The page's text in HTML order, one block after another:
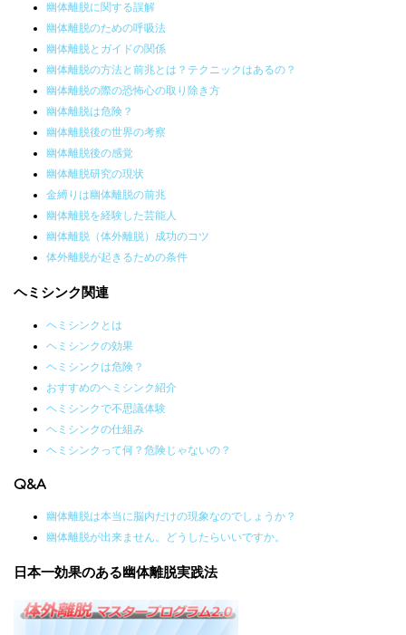
幽体離脱に関する誤解
幽体離脱のための呼吸法
幽体離脱とガイドの関係
幽体離脱の方法と前兆とは？テクニックはあるの？
幽体離脱の際の恐怖心の取り除き方
幽体離脱は危険？
幽体離脱後の世界の考察
幽体離脱後の感覚
幽体離脱研究の現状
金縛りは幽体離脱の前兆
幽体離脱を経験した芸能人
幽体離脱（体外離脱）成功のコツ
体外離脱が起きるための条件
ヘミシンク関連
ヘミシンクとは
ヘミシンクの効果
ヘミシンクは危険？
おすすめのヘミシンク紹介
ヘミシンクで不思議体験
ヘミシンクの仕組み
ヘミシンクって何？危険じゃないの？
Q&A
幽体離脱は本当に脳内だけの現象なのでしょうか？
幽体離脱が出来ません。どうしたらいいですか。
日本一効果のある幽体離脱実践法